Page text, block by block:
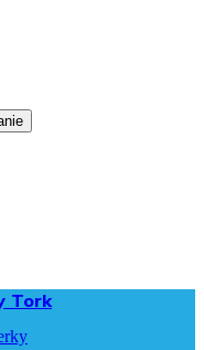
Tork